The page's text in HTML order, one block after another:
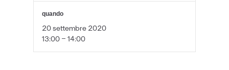
quando
20 settembre 2020
13:00 - 14:00